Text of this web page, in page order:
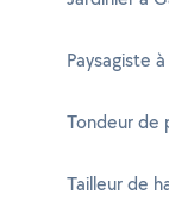
Paysagiste
Tondeur de
Tailleur de